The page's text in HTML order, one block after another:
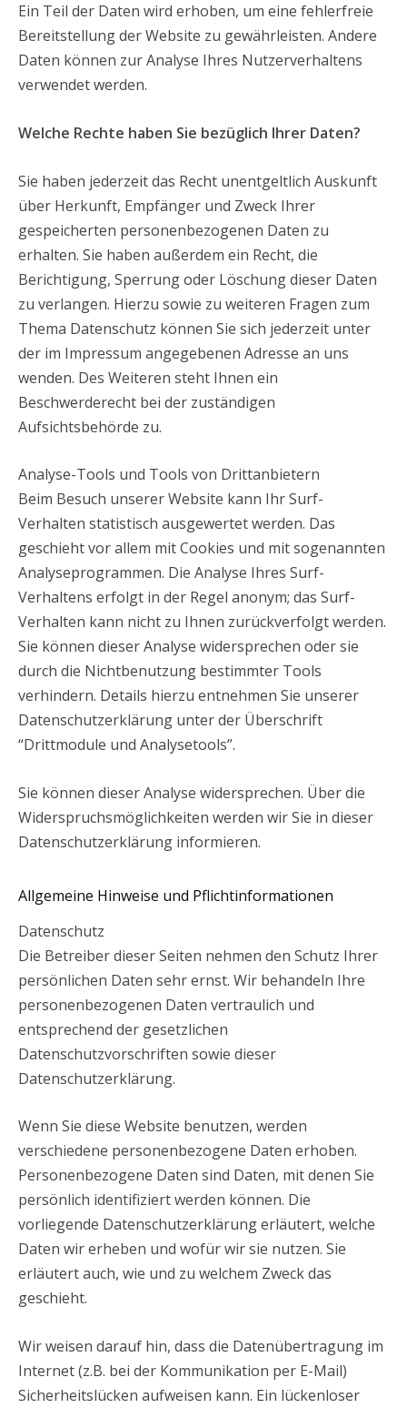
Ein Teil der Daten wird erhoben, um eine fehlerfreie
Bereitstellung der Website zu gewährleisten. Andere
Daten können zur Analyse Ihres Nutzerverhaltens
verwendet werden.
Welche Rechte haben Sie bezüglich Ihrer Daten?
Sie haben jederzeit das Recht unentgeltlich Auskunft
über Herkunft, Empfänger und Zweck Ihrer
gespeicherten personenbezogenen Daten zu
erhalten. Sie haben außerdem ein Recht, die
Berichtigung, Sperrung oder Löschung dieser Daten
zu verlangen. Hierzu sowie zu weiteren Fragen zum
Thema Datenschutz können Sie sich jederzeit unter
der im Impressum angegebenen Adresse an uns
wenden. Des Weiteren steht Ihnen ein
Beschwerderecht bei der zuständigen
Aufsichtsbehörde zu.
Analyse-Tools und Tools von Drittanbietern
Beim Besuch unserer Website kann Ihr Surf-
Verhalten statistisch ausgewertet werden. Das
geschieht vor allem mit Cookies und mit sogenannten
Analyseprogrammen. Die Analyse Ihres Surf-
Verhaltens erfolgt in der Regel anonym; das Surf-
Verhalten kann nicht zu Ihnen zurückverfolgt werden.
Sie können dieser Analyse widersprechen oder sie
durch die Nichtbenutzung bestimmter Tools
verhindern. Details hierzu entnehmen Sie unserer
Datenschutzerklärung unter der Überschrift
“Drittmodule und Analysetools”.
Sie können dieser Analyse widersprechen. Über die
Widerspruchsmöglichkeiten werden wir Sie in dieser
Datenschutzerklärung informieren.
Allgemeine Hinweise und Pflichtinformationen
Datenschutz
Die Betreiber dieser Seiten nehmen den Schutz Ihrer
persönlichen Daten sehr ernst. Wir behandeln Ihre
personenbezogenen Daten vertraulich und
entsprechend der gesetzlichen
Datenschutzvorschriften sowie dieser
Datenschutzerklärung.
Wenn Sie diese Website benutzen, werden
verschiedene personenbezogene Daten erhoben.
Personenbezogene Daten sind Daten, mit denen Sie
persönlich identifiziert werden können. Die
vorliegende Datenschutzerklärung erläutert, welche
Daten wir erheben und wofür wir sie nutzen. Sie
erläutert auch, wie und zu welchem Zweck das
geschieht.
Wir weisen darauf hin, dass die Datenübertragung im
Internet (z.B. bei der Kommunikation per E-Mail)
Sicherheitslücken aufweisen kann. Ein lückenloser